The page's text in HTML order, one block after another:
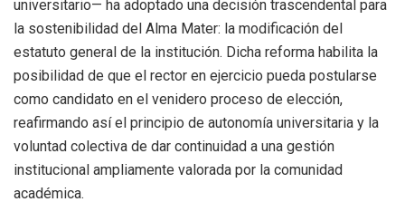
universitario— ha adoptado una decisión trascendental para
la sostenibilidad del Alma Mater: la modificación del
estatuto general de la institución. Dicha reforma habilita la
posibilidad de que el rector en ejercicio pueda postularse
como candidato en el venidero proceso de elección,
reafirmando así el principio de autonomía universitaria y la
voluntad colectiva de dar continuidad a una gestión
institucional ampliamente valorada por la comunidad
académica.